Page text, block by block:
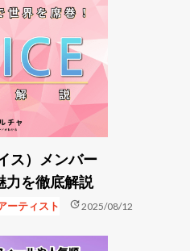
ス）メンバー
力を徹底解説
ーティスト update2025/08/12